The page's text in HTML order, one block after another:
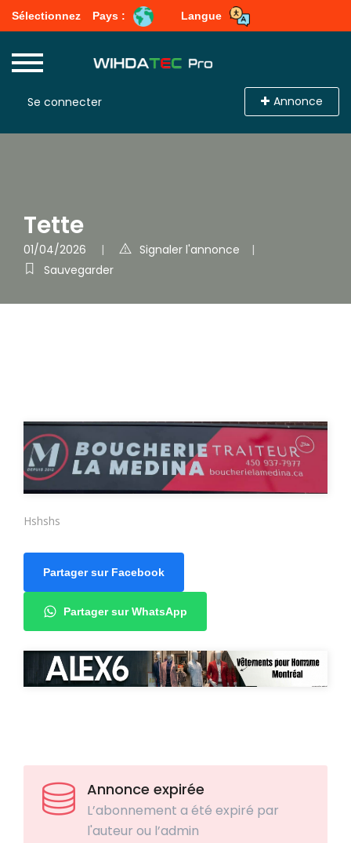
Sélectionnez Pays : Langue
Se connecter Annonce
Tette
01/04/2026
Signaler l'annonce
Sauvegarder
Hshshs
Partager sur Facebook
Partager sur WhatsApp
Annonce expirée
L’abonnement a été expiré par
l'auteur ou l’admin